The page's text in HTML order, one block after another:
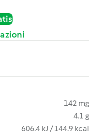
142 mg
4.1 g
606.4 kJ / 144.9 kcal